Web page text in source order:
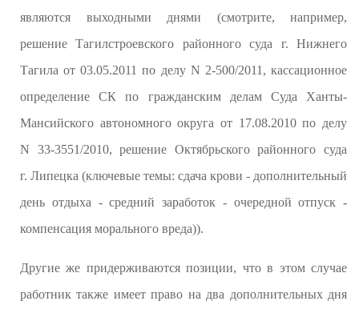
являются выходными днями (смотрите, например,
решение Тагилстроевского районного суда г. Нижнего
Тагила от 03.05.2011 по делу N 2-500/2011, кассационное
определение СК по гражданским делам Суда Ханты-
Мансийского автономного округа от 17.08.2010 по делу
N 33-3551/2010, решение Октябрьского районного суда
г. Липецка (ключевые темы: сдача крови - дополнительный
день отдыха - средний заработок - очередной отпуск -
компенсация морального вреда)).
Другие же придерживаются позиции, что в этом случае
работник также имеет право на два дополнительных дня